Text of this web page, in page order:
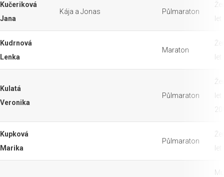
Kučeriková
Jana
Kája a Jonas Půlmaraton
Kudrnová
Lenka
Maraton
Kulatá
Veronika
Půlmaraton
Kupková
Marika
Půlmaraton